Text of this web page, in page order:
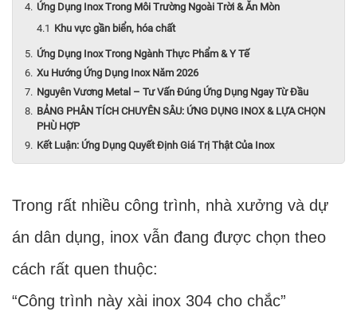
Ứng Dụng Inox Trong Môi Trường Ngoài Trời & Ăn Mòn
Khu vực gần biển, hóa chất
Ứng Dụng Inox Trong Ngành Thực Phẩm & Y Tế
Xu Hướng Ứng Dụng Inox Năm 2026
Nguyên Vương Metal – Tư Vấn Đúng Ứng Dụng Ngay Từ Đầu
BẢNG PHÂN TÍCH CHUYÊN SÂU: ỨNG DỤNG INOX & LỰA CHỌN
PHÙ HỢP
Kết Luận: Ứng Dụng Quyết Định Giá Trị Thật Của Inox
Trong rất nhiều công trình, nhà xưởng và dự
án dân dụng, inox vẫn đang được chọn theo
cách rất quen thuộc:
“Công trình này xài inox 304 cho chắc”